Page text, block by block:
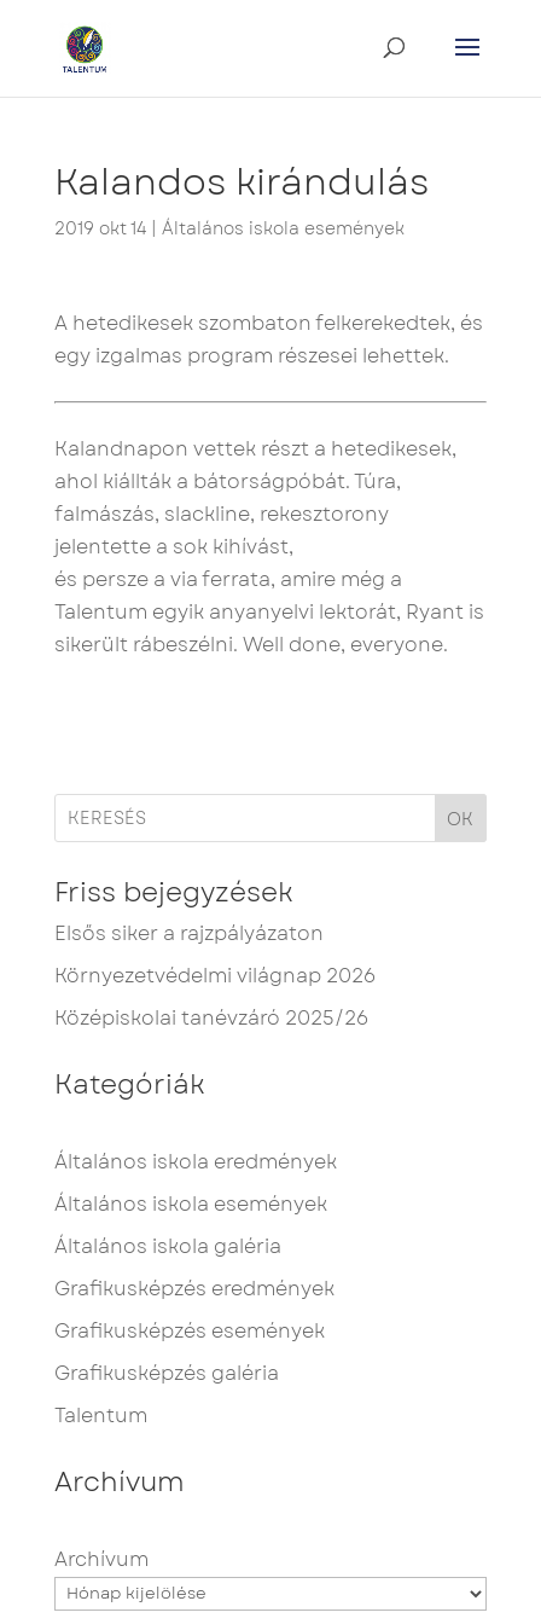
Kalandos kirándulás
2019 okt 14| Általános iskola események
A hetedikesek szombaton felkerekedtek, és
egy izgalmas program részesei lehettek.
Kalandnapon vettek részt a hetedikesek,
ahol kiállták a bátorságpóbát. Túra,
falmászás, slackline, rekesztorony
jelentette a sok kihívást,
és persze a via ferrata, amire még a
Talentum egyik anyanyelvi lektorát, Ryant is
sikerült rábeszélni. Well done, everyone.
OK
Friss bejegyzések
Elsős siker a rajzpályázaton
Környezetvédelmi világnap 2026
Középiskolai tanévzáró 2025/26
Kategóriák
Általános iskola eredmények
Általános iskola események
Általános iskola galéria
Grafikusképzés eredmények
Grafikusképzés események
Grafikusképzés galéria
Talentum
Archívum
Archívum